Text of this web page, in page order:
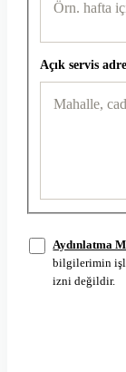
Açık servis
Aydınlatma
bilgilerimin
izni değildir.